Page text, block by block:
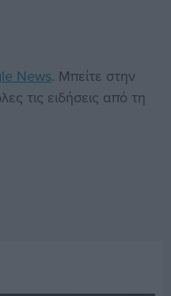
News. Μπείτε στην
τις ειδήσεις από τη